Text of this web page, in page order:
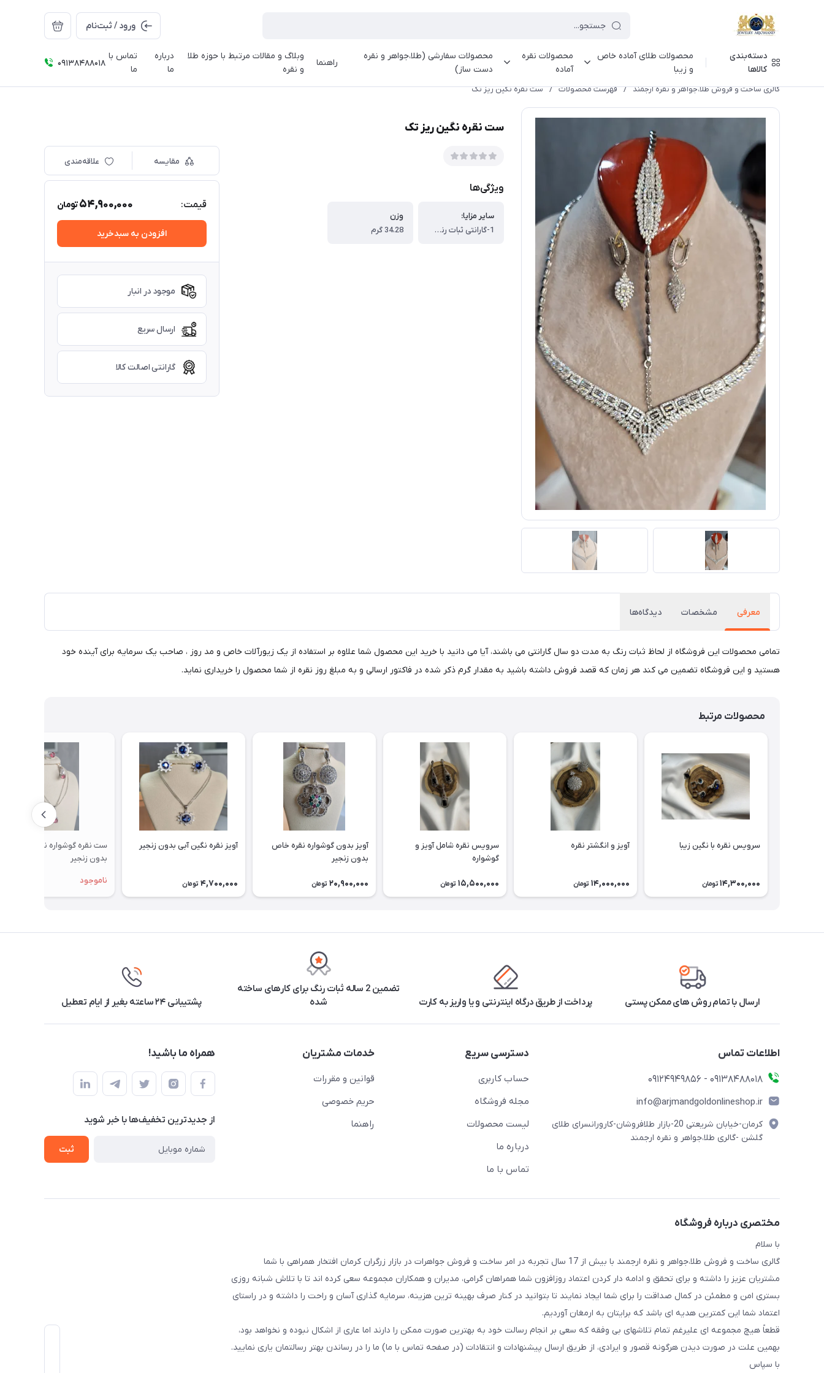
ورود / ثبت‌نام
دسته‌بندی
کالاها
محصولات طلای آماده خاص
و زیبا
محصولات نقره
آماده
محصولات سفارشی (طلا،جواهر و نقره
دست ساز)
راهنما
وبلاگ و مقالات مرتبط با حوزه طلا
و نقره
درباره
ما
تماس با
ما
09138488018
گالری ساخت و فروش طلا،جواهر و نقره ارجمند / فهرست محصولات / ست نقره نگین ریز تک
ست نقره نگین ریز تک
ویژگی‌ها
سایر مزایا:
1-گارانتی ثبات رنگ تا دو سال ، 2-شروع یک سرمایه گذاری در نقره ، 3-استفاده روزمره از یک جنس با کیفیت مد روز ، 4-امکان فروش محصول در هر زمان به قیمت نرخ روز نقره به گرم نقره محصول خریداری شده
وزن
34.28 گرم
مقایسه علاقه‌مندی
قیمت: 54,900,000تومان
افزودن به سبدخرید
موجود در انبار
ارسال سریع
گارانتی اصالت کالا
معرفی مشخصات دیدگاه‌ها
تمامی محصولات این فروشگاه از لحاظ ثبات رنگ به مدت دو سال گارانتی می باشند، آیا می دانید با خرید این محصول شما علاوه بر استفاده از یک زیورآلات خاص و مد روز ، صاحب یک سرمایه برای آینده خود
هستید و این فروشگاه تضمین می کند هر زمان که قصد فروش داشته باشید به مقدار گرم ذکر شده در فاکتور ارسالی و به مبلغ روز نقره از شما محصول را خریداری نماید.
محصولات مرتبط
سرویس نقره با نگین زیبا
14,300,000 تومان
آویز و انگشتر نقره
14,000,000 تومان
سرویس نقره شامل آویز و
گوشواره
15,500,000 تومان
آویز بدون گوشواره نقره خاص
بدون زنجیر
20,900,000 تومان
آویز نقره نگین آبی بدون زنجیر
4,700,000 تومان
ست نقره گوشواره نگین قرمز
بدون زنجیر
ناموجود
ارسال با تمام روش های ممکن پستی پرداخت از طریق درگاه اینترنتی و یا واریز به کارت
تضمین 2 ساله ثبات رنگ برای کارهای ساخته
شده
پشتیبانی ۲۴ ساعته بغیر از ایام تعطیل
اطلاعات تماس
09138488018 - 09124949856
info@arjmandgoldonlineshop.ir
کرمان-خیابان شریعتی 20-بازار طلافروشان-کارورانسرای طلای
گلشن -گالری طلا،جواهر و نقره ارجمند
دسترسی سریع
حساب کاربری
مجله فروشگاه
لیست محصولات
درباره ما
تماس با ما
خدمات مشتریان
قوانین و مقررات
حریم خصوصی
راهنما
همراه ما باشید!
از جدید‌ترین تخفیف‌ها با‌ خبر شوید
ثبت
مختصری درباره فروشگاه
با سلام
گالری ساخت و فروش طلا،جواهر و نقره ارجمند با بیش از 17 سال تجربه در امر ساخت و فروش جواهرات در بازار زرگران کرمان افتخار همراهی با شما
مشتریان عزیز را داشته و برای تحقق و ادامه دار کردن اعتماد روزافزون شما همراهان گرامی، مدیران و همکاران مجموعه سعی کرده اند تا با تلاش شبانه روزی
بستری امن و مطمئن در کمال صداقت را برای شما ایجاد نمایند تا بتوانید در کنار صرف بهینه ترین هزینه، سرمایه گذاری آسان و راحت را داشته و در راستای
اعتماد شما این کمترین هدیه ای باشد که برایتان به ارمغان آوردیم.
قطعاً هیچ مجموعه ای علیرغم تمام تلاشهای بی وفقه که سعی بر انجام رسالت خود به بهترین صورت ممکن را دارند اما عاری از اشکال نبوده و نخواهد بود،
بهمین علت در صورت دیدن هرگونه قصور و ایرادی، از طریق ارسال پیشنهادات و انتقادات (در صفحه تماس با ما) ما را در رساندن بهتر رسالتمان یاری نمایید.
با سپاس